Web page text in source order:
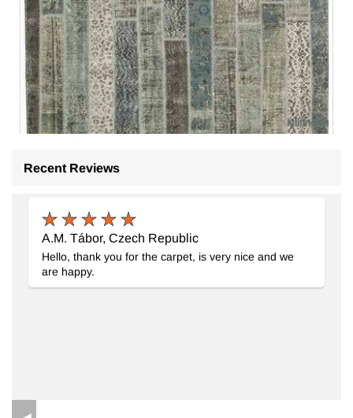
38.134TL
Recent Reviews
A.M. Tábor, Czech Republic
Hello, thank you for the carpet, is very nice and we
are happy.